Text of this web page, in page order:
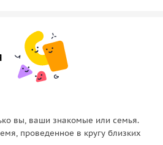
женский монастырь Триккукья —
острова. Главная реликвия
Паломники
о помощи в деторождении и
вы, ваши знакомые или семья.
проведенное в кругу близких